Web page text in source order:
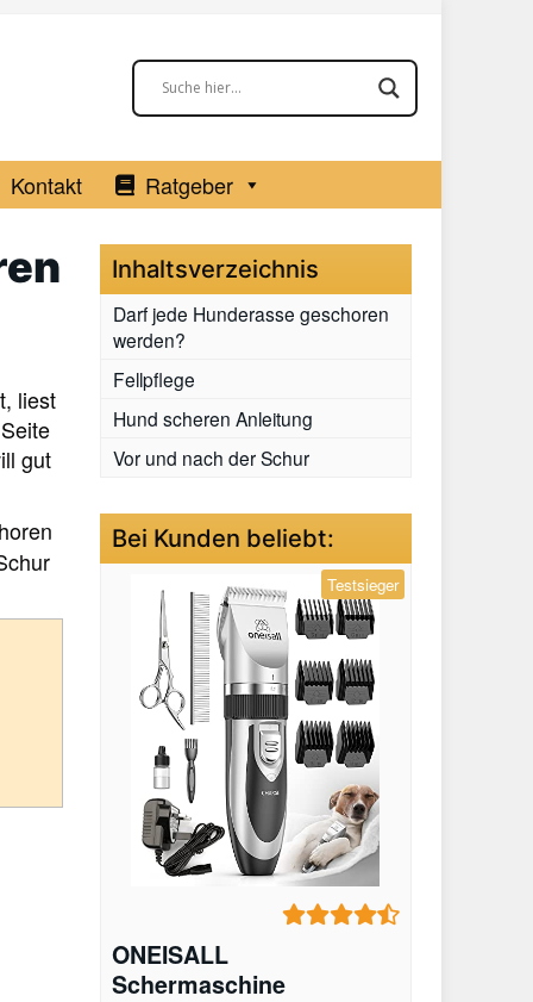
Kontakt Ratgeber
liest
gut
Inhaltsverzeichnis
Darf jede Hunderasse geschoren
werden?
Fellpflege
Hund scheren Anleitung
Vor und nach der Schur
Bei Kunden beliebt:
Testsieger
ONEISALL
Schermaschine